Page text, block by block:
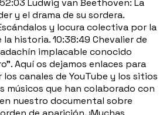
Ludwig van Beethoven: La
y el drama de su sordera.
y locura colectiva por la
historia. 10:38:49 Chevalier de
implacable conocido
Aquí os dejamos enlaces para
canales de YouTube y los sitios
músicos que han colaborado con
nuestro documental sobre